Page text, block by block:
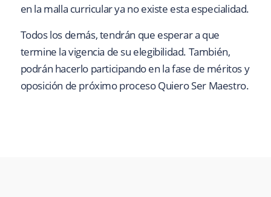
en la malla curricular ya no existe esta especialidad.
Todos los demás, tendrán que esperar a que
termine la vigencia de su elegibilidad. También,
podrán hacerlo participando en la fase de méritos y
oposición de próximo proceso Quiero Ser Maestro.